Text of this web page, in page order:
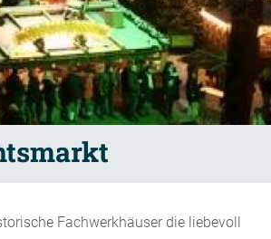
Fachwerkhäuser die liebevoll